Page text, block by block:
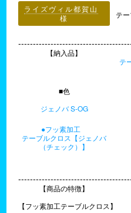
ライズヴィル都賀山
様
テ
【納入品】
テ
■色
ジェノバ S-OG
●フッ素加工
テーブルクロス【ジェノバ
（チェック）】
【商品の特徴】
【フッ素加工テーブルクロス】